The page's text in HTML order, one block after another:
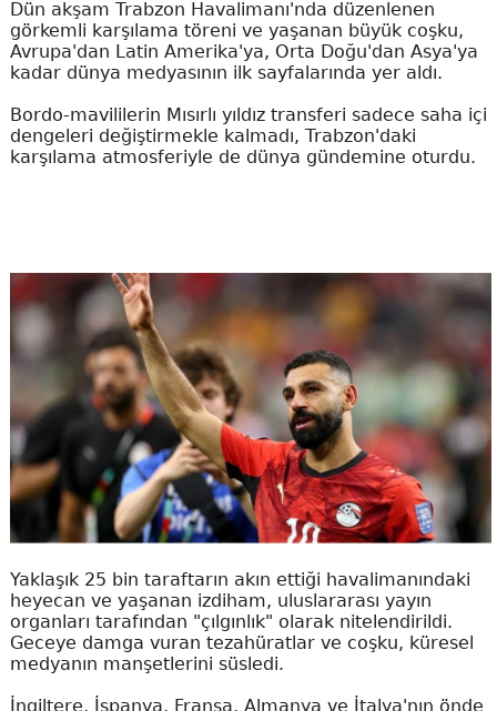
Dün akşam Trabzon Havalimanı'nda düzenlenen
görkemli karşılama töreni ve yaşanan büyük coşku,
Avrupa'dan Latin Amerika'ya, Orta Doğu'dan Asya'ya
kadar dünya medyasının ilk sayfalarında yer aldı.
Bordo-mavililerin Mısırlı yıldız transferi sadece saha içi
dengeleri değiştirmekle kalmadı, Trabzon'daki
karşılama atmosferiyle de dünya gündemine oturdu.
Yaklaşık 25 bin taraftarın akın ettiği havalimanındaki
heyecan ve yaşanan izdiham, uluslararası yayın
organları tarafından "çılgınlık" olarak nitelendirildi.
Geceye damga vuran tezahüratlar ve coşku, küresel
medyanın manşetlerini süsledi.
İngiltere, İspanya, Fransa, Almanya ve İtalya'nın önde